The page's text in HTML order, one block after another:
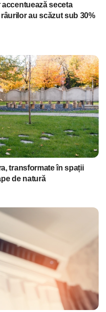
seceta
au scăzut sub 30%
transformate în spații
de natură